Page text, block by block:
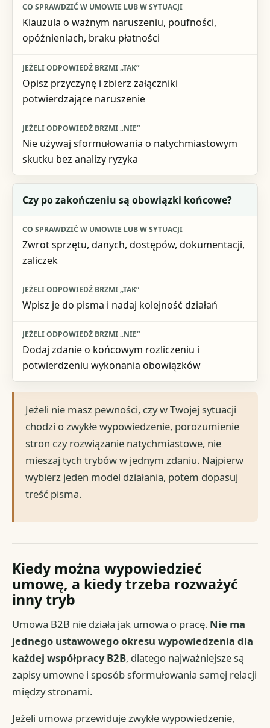
Klauzula o ważnym naruszeniu, poufności,
opóźnieniach, braku płatności
Opisz przyczynę i zbierz załączniki
potwierdzające naruszenie
Nie używaj sformułowania o natychmiastowym
skutku bez analizy ryzyka
Czy po zakończeniu są obowiązki końcowe?
Zwrot sprzętu, danych, dostępów, dokumentacji,
zaliczek
Wpisz je do pisma i nadaj kolejność działań
Dodaj zdanie o końcowym rozliczeniu i
potwierdzeniu wykonania obowiązków
Jeżeli nie masz pewności, czy w Twojej sytuacji
chodzi o zwykłe wypowiedzenie, porozumienie
stron czy rozwiązanie natychmiastowe, nie
mieszaj tych trybów w jednym zdaniu. Najpierw
wybierz jeden model działania, potem dopasuj
treść pisma.
Kiedy można wypowiedzieć
umowę, a kiedy trzeba rozważyć
inny tryb
Umowa B2B nie działa jak umowa o pracę. Nie ma
jednego ustawowego okresu wypowiedzenia dla
każdej współpracy B2B, dlatego najważniejsze są
zapisy umowne i sposób sformułowania samej relacji
między stronami.
Jeżeli umowa przewiduje zwykłe wypowiedzenie,